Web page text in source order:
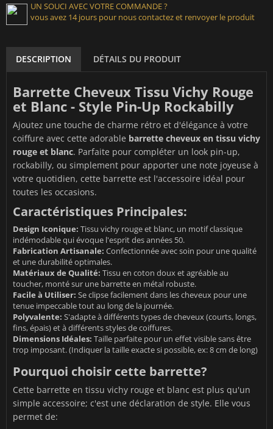
UN SOUCI AVEC VOTRE COMMANDE ?
vous avez 14 jours pour nous contactez et renvoyer le produit
DESCRIPTION DÉTAILS DU PRODUIT
Barrette Cheveux Tissu Vichy Rouge
et Blanc - Style Pin-Up Rockabilly
Ajoutez une touche de charme rétro et d'élégance à votre
coiffure avec cette adorable barrette cheveux en tissu vichy
rouge et blanc. Parfaite pour compléter un look pin-up,
rockabilly, ou simplement pour apporter une note joyeuse à
votre quotidien, cette barrette est l'accessoire idéal pour
toutes les occasions.
Caractéristiques Principales:
Design Iconique: Tissu vichy rouge et blanc, un motif classique
indémodable qui évoque l'esprit des années 50.
Fabrication Artisanale: Confectionnée avec soin pour une qualité
et une durabilité optimales.
Matériaux de Qualité: Tissu en coton doux et agréable au
toucher, monté sur une barrette en métal robuste.
Facile à Utiliser: Se clipse facilement dans les cheveux pour une
tenue impeccable tout au long de la journée.
Polyvalente: S'adapte à différents types de cheveux (courts, longs,
fins, épais) et à différents styles de coiffures.
Dimensions Idéales: Taille parfaite pour un effet visible sans être
trop imposant. (Indiquer la taille exacte si possible, ex: 8 cm de long)
Pourquoi choisir cette barrette?
Cette barrette en tissu vichy rouge et blanc est plus qu'un
simple accessoire; c'est une déclaration de style. Elle vous
permet de: